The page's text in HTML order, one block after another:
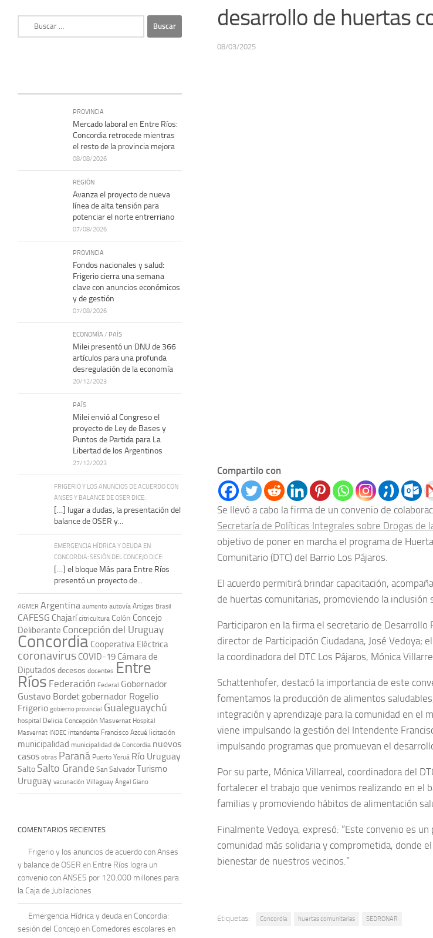
desarrollo de huertas
08/03/2025
Compartilo con
Se llevó a cabo la firma de un convenio de
Secretaría de Políticas Integrales sobre Drogas de
objetivo de poner en marcha el programa de
Comunitario (DTC) del Barrio Los Pájaros.
El acuerdo permitirá brindar capacitación,
de huertas comunitarias, promoviendo la inclusión
Participaron en la firma el secretario de
director de Participación Ciudadana, José Vedoya;
la coordinadora del DTC Los Pájaros, Mónica
Schattenhofer, destacó la importancia de este
fomentamos la producción de alimentos
integración y aprendizaje para la comunidad en el
viene impulsando la gestión del Intendente
impulsando programas que promuevan el
Por su parte, Mónica Villarreal, coordinadora del
fortalecer el trabajo que venimos realizando en el
familias y promoviendo hábitos de alimentación
Finalmente Vedoya, expresó: “Este convenio es
comunidad más solidaria y comprometida, donde
bienestar de nuestros vecinos.”
Etiquetas: Concordia huertas comunitarias SEDRONAR
PROVINCIA
Mercado laboral en Entre Ríos:
Concordia retrocede mientras
el resto de la provincia mejora
08/08/2026
REGIÓN
Avanza el proyecto de nueva
línea de alta tensión para
potenciar el norte entrerriano
07/08/2026
PROVINCIA
Fondos nacionales y salud:
Frigerio cierra una semana
clave con anuncios económicos
y de gestión
07/08/2026
ECONOMÍA / PAÍS
Milei presentó un DNU de 366
artículos para una profunda
desregulación de la economía
20/12/2023
PAÍS
Milei envió al Congreso el
proyecto de Ley de Bases y
Puntos de Partida para La
Libertad de los Argentinos
27/12/2023
FRIGERIO Y LOS ANUNCIOS DE ACUERDO CON
ANSES Y BALANCE DE OSER DICE:
[…] lugar a dudas, la presentación del
balance de OSER y...
EMERGENCIA HÍDRICA Y DEUDA EN
CONCORDIA: SESIÓN DEL CONCEJO DICE:
[…] el bloque Más para Entre Ríos
presentó un proyecto de...
AGMER Argentina aumento autovía Artigas Brasil
CAFESG Chajarí citricultura Colón Concejo
Deliberante Concepción del Uruguay
Concordia Cooperativa Eléctrica
coronavirus COVID-19 Cámara de
Diputadosdecesos docentes Entre
Ríos Federación Federal Gobernador
Gustavo Bordet gobernador Rogelio
Frigerio gobierno provincial Gualeguaychú
hospital Delicia Concepción Masvernat Hospital
Masvernat INDEC intendente Francisco Azcué licitación
municipalidad municipalidad de Concordia nuevos
casos obras Paraná Puerto Yeruá Río Uruguay
Salto Salto Grande San Salvador Turismo
Uruguay vacunación Villaguay Ángel Giano
COMENTARIOS RECIENTES
Frigerio y los anuncios de acuerdo con Anses
y balance de OSER en Entre Ríos logra un
convenio con ANSES por 120.000 millones para
la Caja de Jubilaciones
Emergencia Hídrica y deuda en Concordia:
sesión del Concejo en Comedores escolares en